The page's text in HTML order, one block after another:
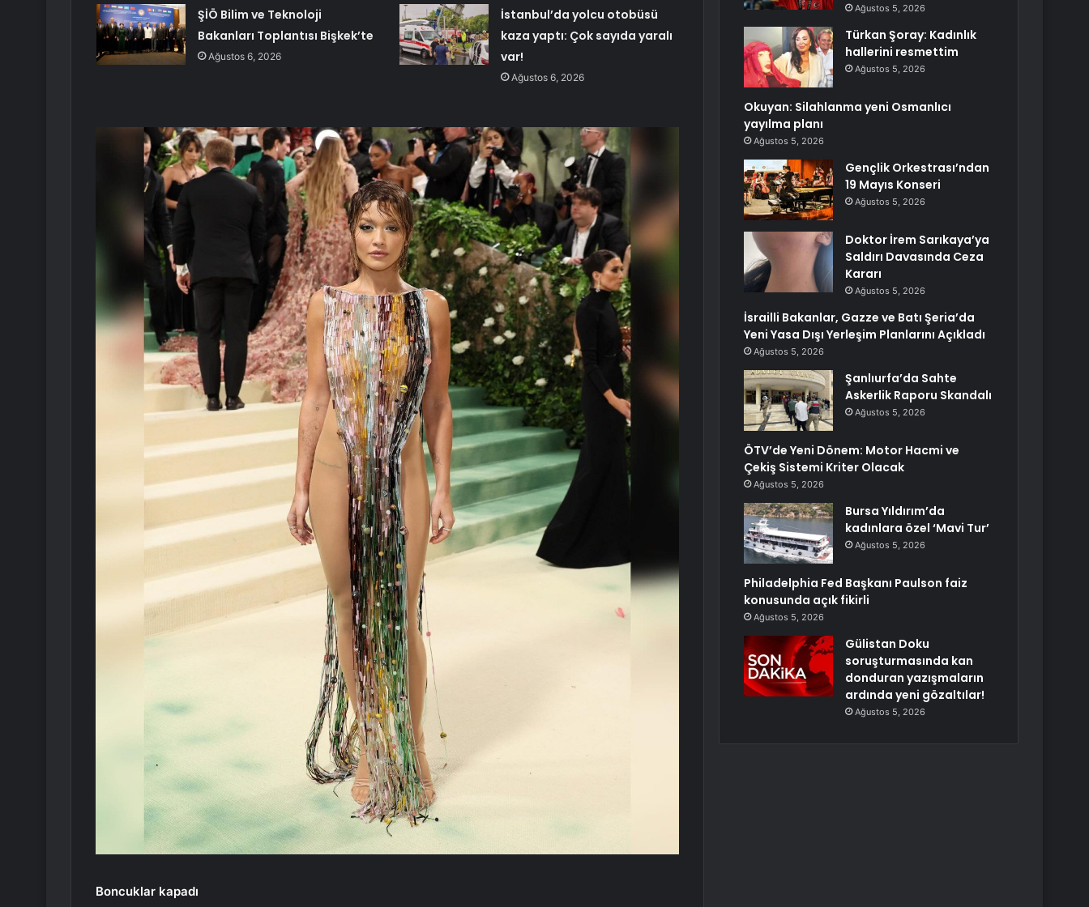
ŞİÖ Bilim ve Teknoloji
Bakanları Toplantısı Bişkek’te
Ağustos 6, 2026
İstanbul’da yolcu otobüsü
kaza yaptı: Çok sayıda yaralı
var!
Ağustos 6, 2026
Boncuklar kapadı
Ağustos 5, 2026
Türkan Şoray: Kadınlık
hallerini resmettim
Ağustos 5, 2026
Okuyan: Silahlanma yeni Osmanlıcı
yayılma planı
Ağustos 5, 2026
Gençlik Orkestrası’ndan
19 Mayıs Konseri
Ağustos 5, 2026
Doktor İrem Sarıkaya’ya
Saldırı Davasında Ceza
Kararı
Ağustos 5, 2026
İsrailli Bakanlar, Gazze ve Batı Şeria’da
Yeni Yasa Dışı Yerleşim Planlarını Açıkladı
Ağustos 5, 2026
Şanlıurfa’da Sahte
Askerlik Raporu Skandalı
Ağustos 5, 2026
ÖTV’de Yeni Dönem: Motor Hacmi ve
Çekiş Sistemi Kriter Olacak
Ağustos 5, 2026
Bursa Yıldırım’da
kadınlara özel ‘Mavi Tur’
Ağustos 5, 2026
Philadelphia Fed Başkanı Paulson faiz
konusunda açık fikirli
Ağustos 5, 2026
Gülistan Doku
soruşturmasında kan
donduran yazışmaların
ardında yeni gözaltılar!
Ağustos 5, 2026